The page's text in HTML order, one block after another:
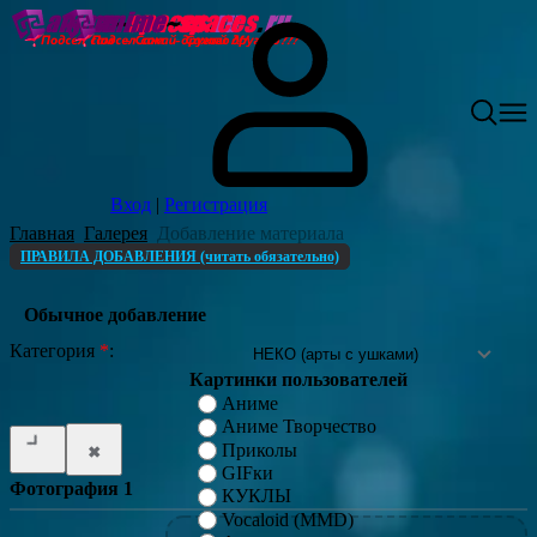
Вход | Регистрация
Главная Галерея Добавление материала
ПРАВИЛА ДОБАВЛЕНИЯ (читать обязательно)
Обычное добавление
Категория *:
Картинки пользователей
Аниме
Аниме Творчество
Приколы
GIFки
КУКЛЫ
Vocaloid (MMD)
Фотография 1